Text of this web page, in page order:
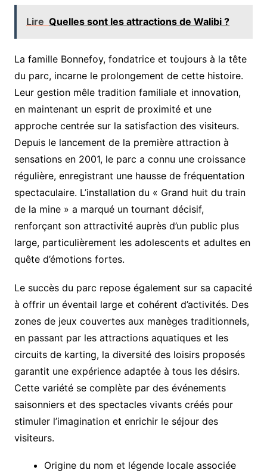
Lire Quelles sont les attractions de Walibi ?
La famille Bonnefoy, fondatrice et toujours à la tête
du parc, incarne le prolongement de cette histoire.
Leur gestion mêle tradition familiale et innovation,
en maintenant un esprit de proximité et une
approche centrée sur la satisfaction des visiteurs.
Depuis le lancement de la première attraction à
sensations en 2001, le parc a connu une croissance
régulière, enregistrant une hausse de fréquentation
spectaculaire. L’installation du « Grand huit du train
de la mine » a marqué un tournant décisif,
renforçant son attractivité auprès d’un public plus
large, particulièrement les adolescents et adultes en
quête d’émotions fortes.
Le succès du parc repose également sur sa capacité
à offrir un éventail large et cohérent d’activités. Des
zones de jeux couvertes aux manèges traditionnels,
en passant par les attractions aquatiques et les
circuits de karting, la diversité des loisirs proposés
garantit une expérience adaptée à tous les désirs.
Cette variété se complète par des événements
saisonniers et des spectacles vivants créés pour
stimuler l’imagination et enrichir le séjour des
visiteurs.
Origine du nom et légende locale associée